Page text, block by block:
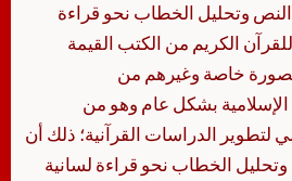
وتحليل الخطاب نحو قراءة
الكريم من الكتب القيمة
بصورة خاصة وغيرهم من
بشكل عام وهو من
لتطوير الدراسات القرآنية؛ ذلك أن
الخطاب نحو قراءة لسانية